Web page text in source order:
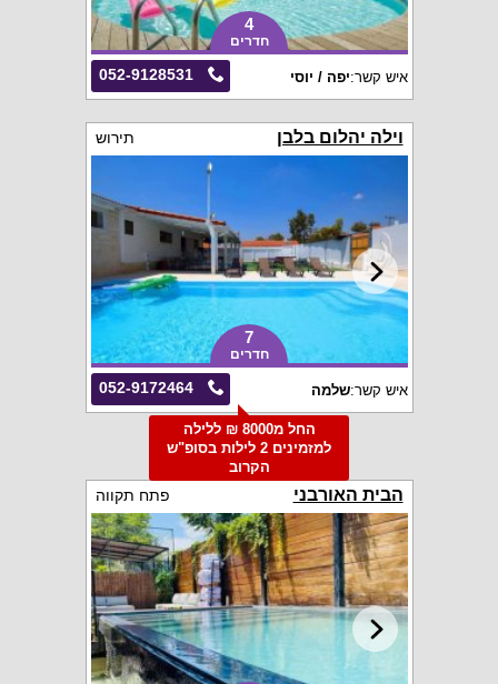
4
חדרים
052-9128531 איש קשר:יפה / יוסי
וילה יהלום בלבן תירוש
7
חדרים
052-9172464 איש קשר:שלמה
החל מ8000 ₪ ללילה
למזמינים 2 לילות בסופ"ש
הקרוב
הבית האורבני פתח תקווה